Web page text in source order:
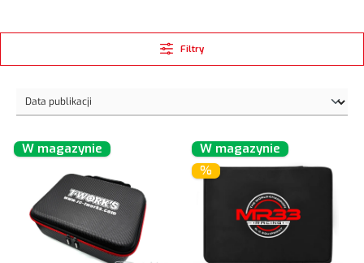
Filtry
W magazynie
W magazynie
%